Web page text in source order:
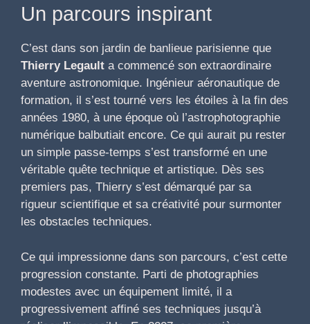
Un parcours inspirant
C’est dans son jardin de banlieue parisienne que
Thierry Legault a commencé son extraordinaire
aventure astronomique. Ingénieur aéronautique de
formation, il s’est tourné vers les étoiles à la fin des
années 1980, à une époque où l’astrophotographie
numérique balbutiait encore. Ce qui aurait pu rester
un simple passe-temps s’est transformé en une
véritable quête technique et artistique. Dès ses
premiers pas, Thierry s’est démarqué par sa
rigueur scientifique et sa créativité pour surmonter
les obstacles techniques.
Ce qui impressionne dans son parcours, c’est cette
progression constante. Parti de photographies
modestes avec un équipement limité, il a
progressivement affiné ses techniques jusqu’à